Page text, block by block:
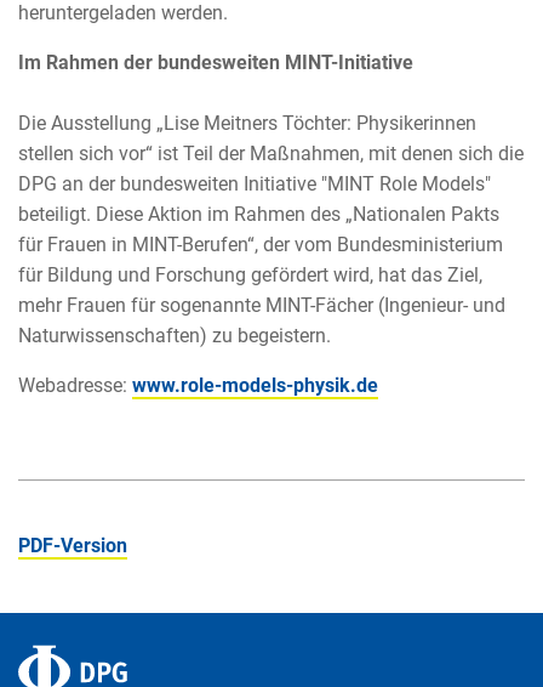
heruntergeladen werden.
Im Rahmen der bundesweiten MINT-Initiative
Die Ausstellung „Lise Meitners Töchter: Physikerinnen
stellen sich vor“ ist Teil der Maßnahmen, mit denen sich die
DPG an der bundesweiten Initiative "MINT Role Models"
beteiligt. Diese Aktion im Rahmen des „Nationalen Pakts
für Frauen in MINT-Berufen“, der vom Bundesministerium
für Bildung und Forschung gefördert wird, hat das Ziel,
mehr Frauen für sogenannte MINT-Fächer (Ingenieur- und
Naturwissenschaften) zu begeistern.
Webadresse: www.role-models-physik.de
PDF-Version